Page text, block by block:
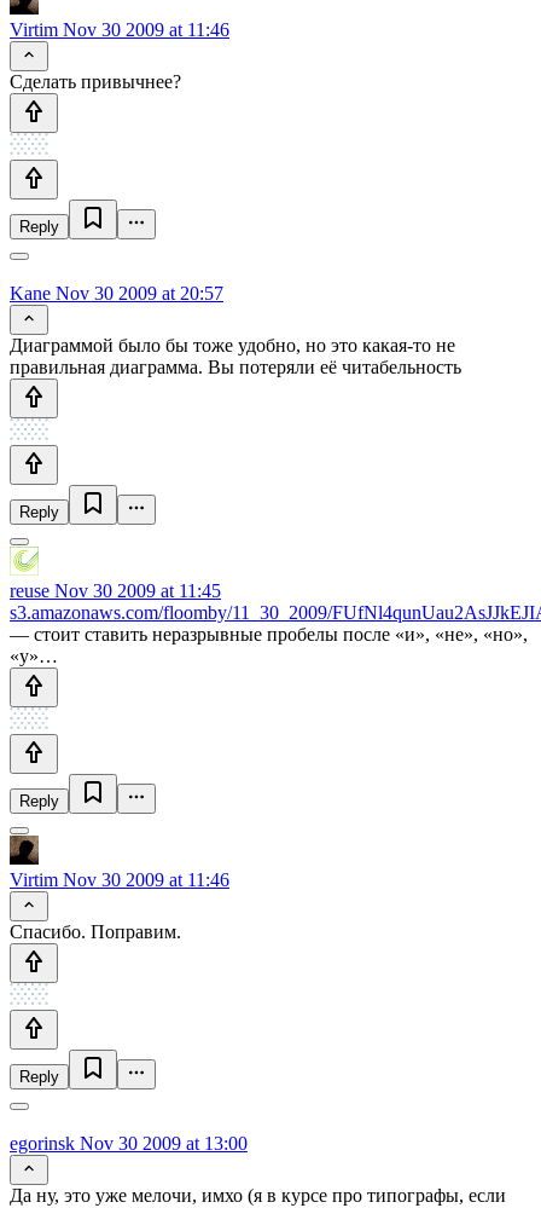
Virtim Nov 30 2009 at 11:46
Сделать привычнее?
Reply
Kane Nov 30 2009 at 20:57
Диаграммой было бы тоже удобно, но это какая-то не
правильная диаграмма. Вы потеряли её читабельность
Reply
reuse Nov 30 2009 at 11:45
s3.amazonaws.com/floomby/11_30_2009/
— стоит ставить неразрывные пробелы после «и», «не», «но»,
«у»…
Reply
Virtim Nov 30 2009 at 11:46
Спасибо. Поправим.
Reply
egorinsk Nov 30 2009 at 13:00
Да ну, это уже мелочи, имхо (я в курсе про типографы, если